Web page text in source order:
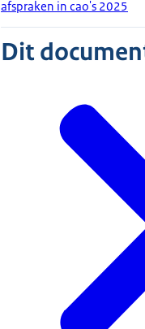
afspraken in cao's 2025
Dit